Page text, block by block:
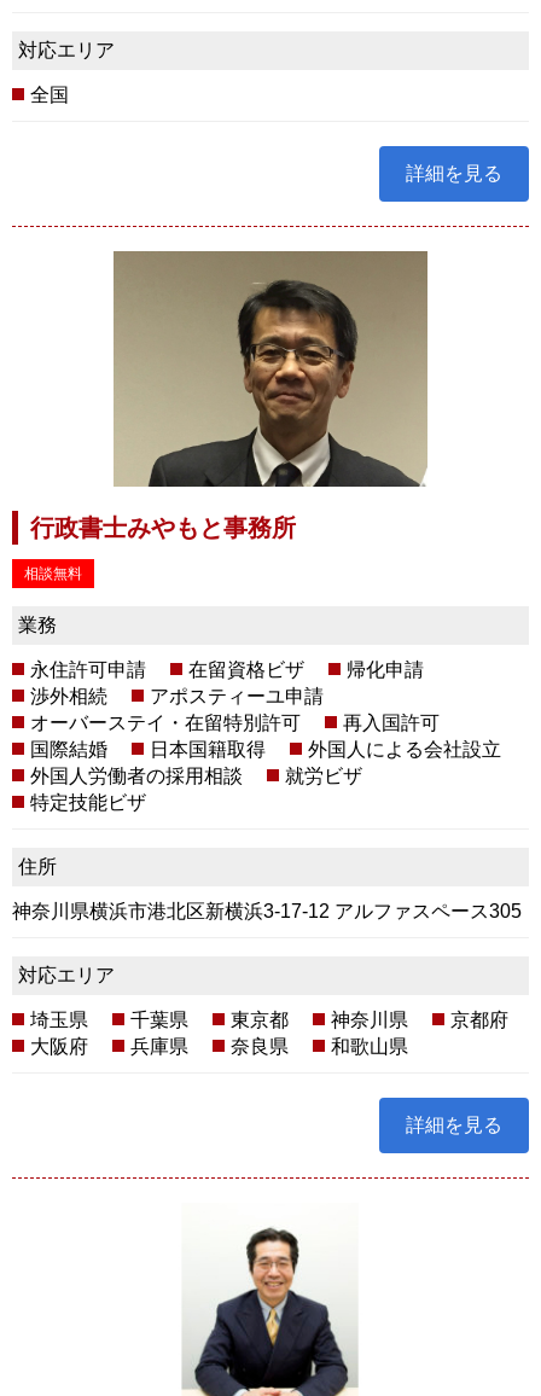
対応エリア
全国
詳細を見る
行政書士みやもと事務所
相談無料
業務
永住許可申請 在留資格ビザ
帰化申請
渉外相続
アポスティーユ申請
オーバーステイ・在留特別許可
再入国許可
国際結婚
日本国籍取得
外国人による会社設立
外国人労働者の採用相談
就労ビザ
特定技能ビザ
住所
神奈川県横浜市港北区新横浜3-17-12 アルファスペース305
対応エリア
埼玉県 千葉県 東京都 神奈川県
京都府
大阪府
兵庫県 奈良県 和歌山県
詳細を見る